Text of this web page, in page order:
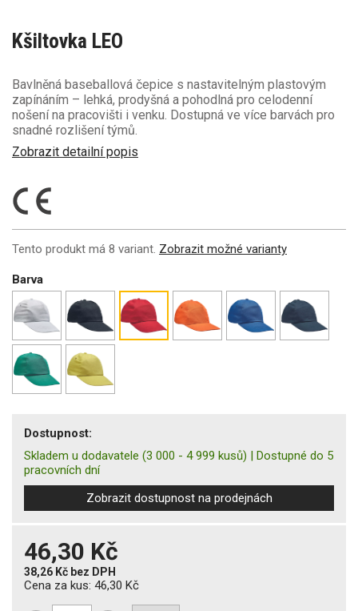
Kšiltovka LEO
Bavlněná baseballová čepice s nastavitelným plastovým
zapínáním – lehká, prodyšná a pohodlná pro celodenní
nošení na pracovišti i venku. Dostupná ve více barvách pro
snadné rozlišení týmů.
Zobrazit detailní popis
Tento produkt má 8 variant. Zobrazit možné varianty
Barva
Dostupnost:
Skladem u dodavatele (3 000 - 4 999 kusů) | Dostupné do 5
pracovních dní
Zobrazit dostupnost na prodejnách
46,30 Kč
38,26 Kč bez DPH
Cena za kus: 46,30 Kč